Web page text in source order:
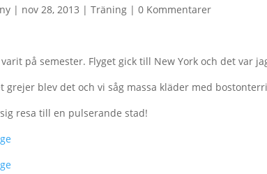
| nov 28, 2013 |Träning |0 Kommentarer
på semester. Flyget gick till New York och det var
grejer blev det och vi såg massa kläder med
resa till en pulserande stad!